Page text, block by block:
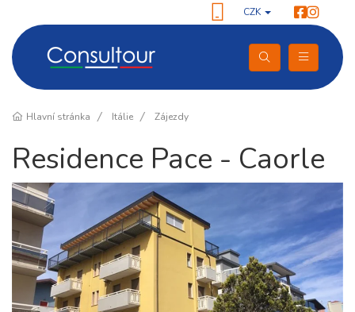
CZK
Hlavní stránka Itálie Zájezdy
Residence Pace - Caorle